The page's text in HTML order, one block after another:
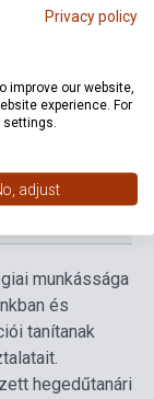
Reviews
munkássága
és
tanítanak
hegedűtanári
Privacy policy
improve our website,
experience. For
adjust